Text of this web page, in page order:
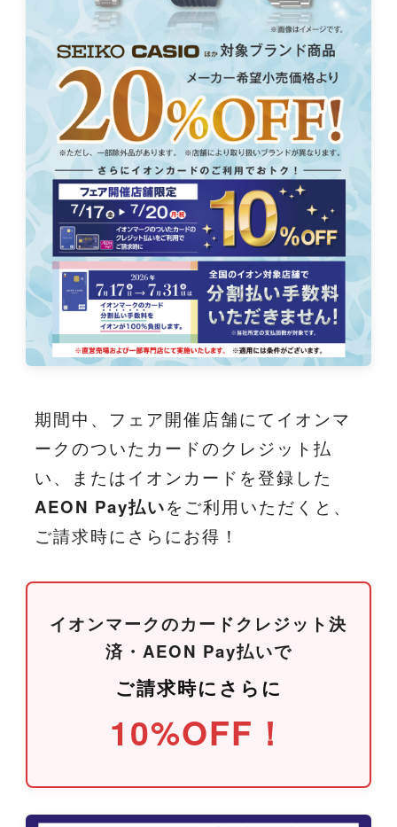
期間中、フェア開催店舗にてイオンマ
ークのついたカードのクレジット払
い、またはイオンカードを登録した
AEON Pay払いをご利用いただくと、
ご請求時にさらにお得！
イオンマークのカードクレジット決
済・AEON Pay払いで
ご請求時にさらに
10%OFF！